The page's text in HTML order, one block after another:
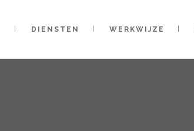
DIENSTEN WERKWIJZE